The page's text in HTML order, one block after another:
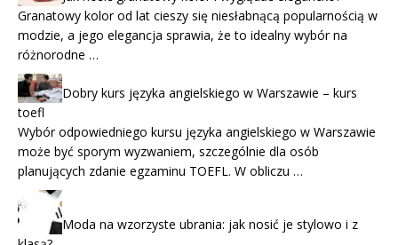
Granatowy kolor od lat cieszy się niesłabnącą popularnością w
modzie, a jego elegancja sprawia, że to idealny wybór na
różnorodne …
Dobry kurs języka angielskiego w Warszawie – kurs
toefl
Wybór odpowiedniego kursu języka angielskiego w Warszawie
może być sporym wyzwaniem, szczególnie dla osób
planujących zdanie egzaminu TOEFL. W obliczu …
Moda na wzorzyste ubrania: jak nosić je stylowo i z